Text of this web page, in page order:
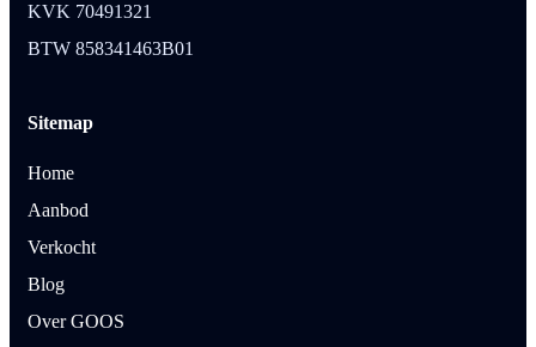
KVK 70491321
BTW 858341463B01
Sitemap
Home
Aanbod
Verkocht
Blog
Over GOOS